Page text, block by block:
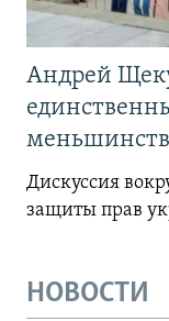
Андрей
Дискуссия
защиты прав
НОВОСТИ